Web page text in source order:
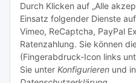
Durch Klicken auf „Alle
Einsatz folgender Dienste
Vimeo, ReCaptcha, PayPal
Ratenzahlung. Sie können
(Fingerabdruck-Icon links
Sie unter Konfigurieren und
Gesetzliche Informationen